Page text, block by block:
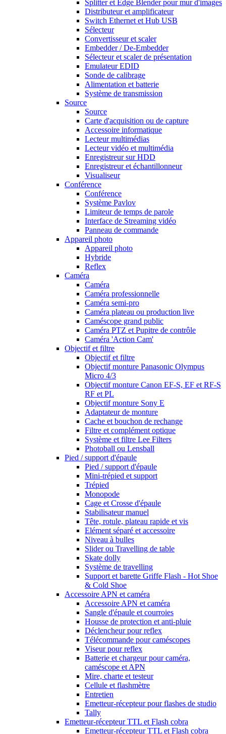
Splitter et Edge Blender pour mur d'images
Distributeur et amplificateur
Switch Ethernet et Hub USB
Sélecteur
Convertisseur et scaler
Embedder / De-Embedder
Sélecteur et scaler de présentation
Emulateur EDID
Sonde de calibrage
Alimentation et batterie
Système de transmission
Source
Source
Carte d'acquisition ou de capture
Accessoire informatique
Lecteur multimédias
Lecteur vidéo et multimédia
Enregistreur sur HDD
Enregistreur et échantillonneur
Visualiseur
Conférence
Conférence
Système Pavlov
Limiteur de temps de parole
Interface de Streaming vidéo
Panneau de commande
Appareil photo
Appareil photo
Hybride
Reflex
Caméra
Caméra
Caméra professionnelle
Caméra semi-pro
Caméra plateau ou production live
Caméscope grand public
Caméra PTZ et Pupitre de contrôle
Caméra 'Action Cam'
Objectif et filtre
Objectif et filtre
Objectif monture Panasonic Olympus
Micro 4/3
Objectif monture Canon EF-S, EF et RF-S
RF et PL
Objectif monture Sony E
Adaptateur de monture
Cache et bouchon de rechange
Filtre et complément optique
Système et filtre Lee Filters
Photoball ou Lensball
Pied / support d'épaule
Pied / support d'épaule
Mini-trépied et support
Trépied
Monopode
Cage et Crosse d'épaule
Stabilisateur manuel
Tête, rotule, plateau rapide et vis
Elément séparé et accessoire
Niveau à bulles
Slider ou Travelling de table
Skate dolly
Système de travelling
Support et barette Griffe Flash - Hot Shoe
& Cold Shoe
Accessoire APN et caméra
Accessoire APN et caméra
Sangle d'épaule et courroies
Housse de protection et anti-pluie
Déclencheur pour reflex
Télécommande pour caméscopes
Viseur pour reflex
Batterie et chargeur pour caméra,
caméscope et APN
Mire, charte et testeur
Cellule et flashmètre
Entretien
Emetteur-récepteur pour flashes de studio
Tally
Emetteur-récepteur TTL et Flash cobra
Emetteur-récepteur TTL et Flash cobra